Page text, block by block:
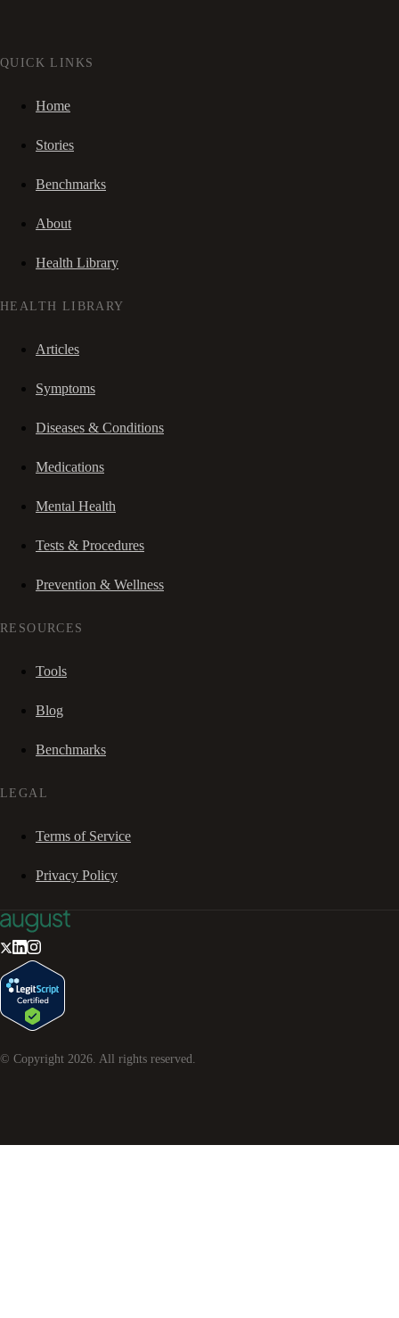
QUICK LINKS
Home
Stories
Benchmarks
About
Health Library
HEALTH LIBRARY
Articles
Symptoms
Diseases & Conditions
Medications
Mental Health
Tests & Procedures
Prevention & Wellness
RESOURCES
Tools
Blog
Benchmarks
LEGAL
Terms of Service
Privacy Policy
© Copyright 2026 . All rights reserved.